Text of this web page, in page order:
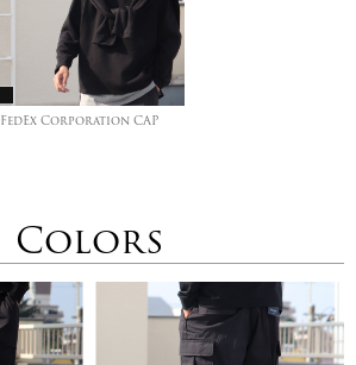
FedEx Corporation CAP
Colors